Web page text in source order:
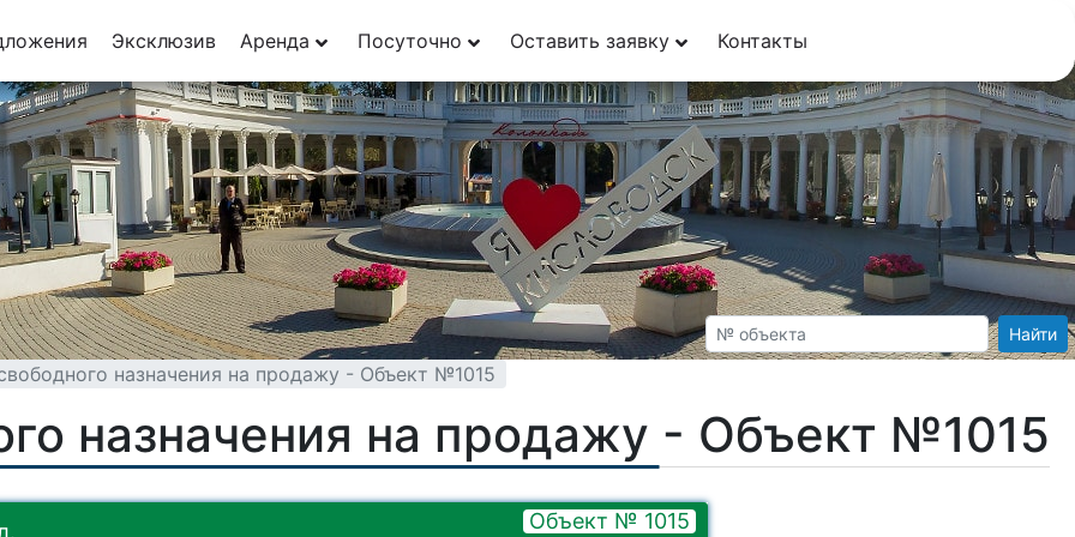
Эксклюзив Аренда Посуточно Оставить заявку Контакты
Найти
назначения на продажу - Объект №1015
назначения на продажу - Объект №1015
Объект № 1015